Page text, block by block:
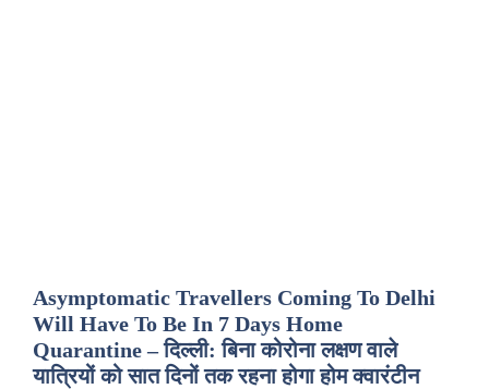
Asymptomatic Travellers Coming To Delhi
Will Have To Be In 7 Days Home
Quarantine – दिल्ली: बिना कोरोना लक्षण वाले
यात्रियों को सात दिनों तक रहना होगा होम क्वारंटीन